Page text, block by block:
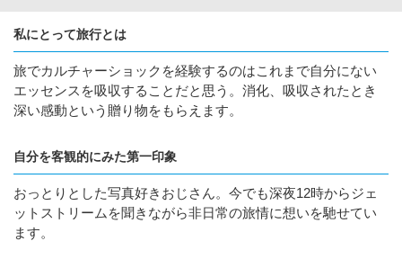
私にとって旅行とは
旅でカルチャーショックを経験するのはこれまで自分にない
エッセンスを吸収することだと思う。消化、吸収されたとき
深い感動という贈り物をもらえます。
自分を客観的にみた第一印象
おっとりとした写真好きおじさん。今でも深夜12時からジェ
ットストリームを聞きながら非日常の旅情に想いを馳せてい
ます。